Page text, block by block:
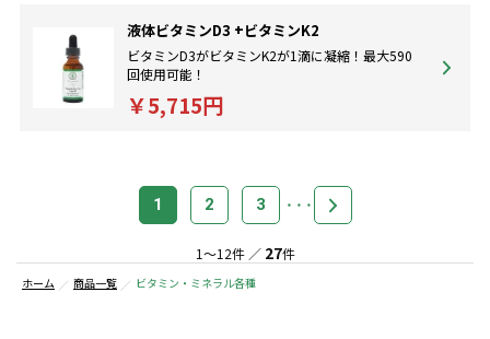
液体ビタミンD3 +ビタミンK2
ビタミンD3がビタミンK2が1滴に凝縮！最大590
回使用可能！
￥5,715円
1 2 3
1～12件 ／ 27件
ホーム 商品一覧 ビタミン・ミネラル各種